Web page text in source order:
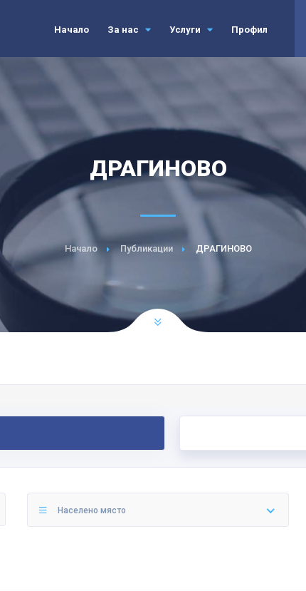
Начало За нас Услуги Профил
ДРАГИНОВО
Начало Публикации ДРАГИНОВО
Населено място